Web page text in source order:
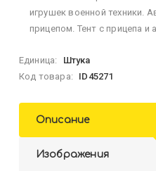
игрушек военной техники.
прицепом. Тент с прицепа и
выполнен в современной
Единица:
Штука
Код товара:
ID45271
Описание
Изображения